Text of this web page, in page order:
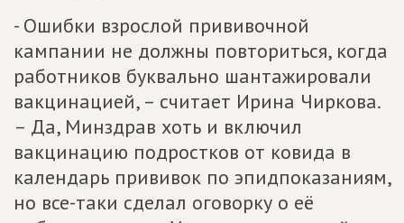
- Ошибки взрослой прививочной
кампании не должны повториться, когда
работников буквально шантажировали
вакцинацией, – считает Ирина Чиркова.
– Да, Минздрав хоть и включил
вакцинацию подростков от ковида в
календарь прививок по эпидпоказаниям,
но все-таки сделал оговорку о её